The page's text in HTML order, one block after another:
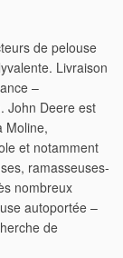
de pelouse
Livraison
–
John Deere est
Moline,
et notamment
ramasseuses-
nombreux
autoportée –
de